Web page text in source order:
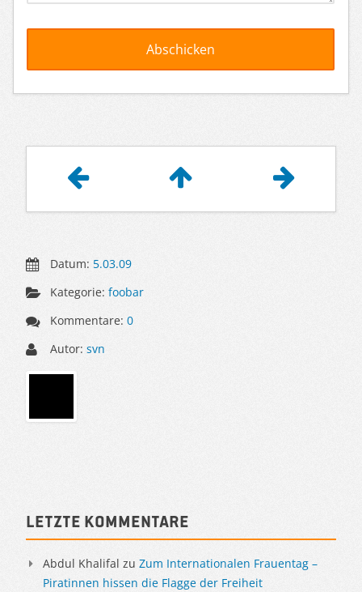
Datum: 5.03.09
Kategorie:foobar
Kommentare:0
Autor:svn
Sidebar
Letzte Kommentare
Abdul Khalifal zu Zum Internationalen Frauentag –
Piratinnen hissen die Flagge der Freiheit